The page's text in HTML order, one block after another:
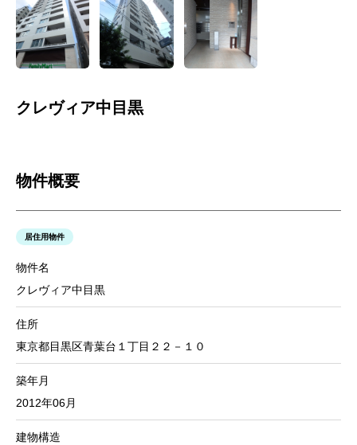
クレヴィア中目黒
物件概要
居住用物件
物件名
クレヴィア中目黒
住所
東京都目黒区青葉台１丁目２２－１０
築年月
2012年06月
建物構造